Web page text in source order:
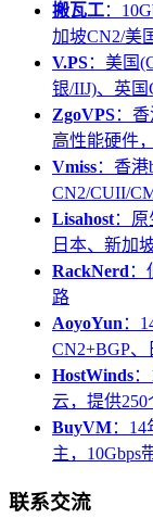
搬瓦工：
加坡CN2/美
V.PS：美国
银/IIJ)、英
ZgoVPS：
高性能硬件
Vmiss：香
CN2/CUII/
Lisahost：原
日本、新加
RackNerd：
路
AoyoYun：
CN2+BGP
HostWinds
云，提供
BuyVM：
主，10Gbps
联系交流